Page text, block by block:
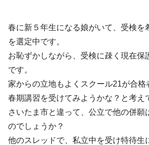
春に新５年生になる娘がいて、受検を
を選定中です。
お恥ずかしながら、受検に疎く現在保
です。
家からの立地もよくスクール21が合格
春期講習を受けてみようかな？と考え
さいたま市と違って、公立で他の併願
のでしょうか？
他のスレッドで、私立中を受け特待生